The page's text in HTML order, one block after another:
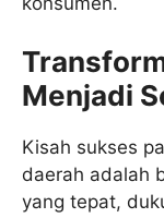
Menjadi
Kisah sukses
daerah adalah
yang tepat,